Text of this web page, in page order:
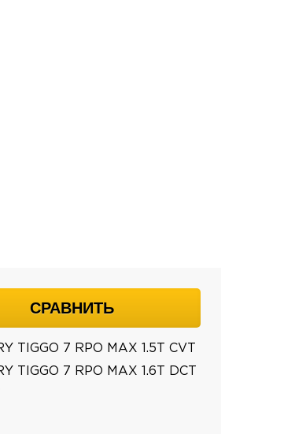
СРАВНИТЬ
TIGGO 7 RPO MAX 1.5T CVT
TIGGO 7 RPO MAX 1.6T DCT